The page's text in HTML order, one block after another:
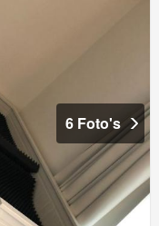
6 Foto's